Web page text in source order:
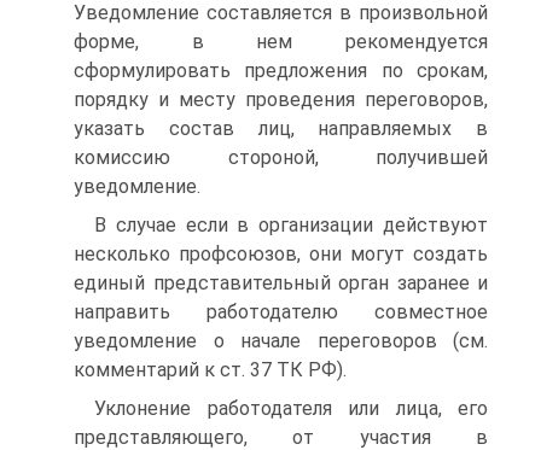
Уведомление составляется в произвольной
форме, в нем рекомендуется
сформулировать предложения по срокам,
порядку и месту проведения переговоров,
указать состав лиц, направляемых в
комиссию стороной, получившей
уведомление.
В случае если в организации действуют
несколько профсоюзов, они могут создать
единый представительный орган заранее и
направить работодателю совместное
уведомление о начале переговоров (см.
комментарий к ст. 37 ТК РФ).
Уклонение работодателя или лица, его
представляющего, от участия в